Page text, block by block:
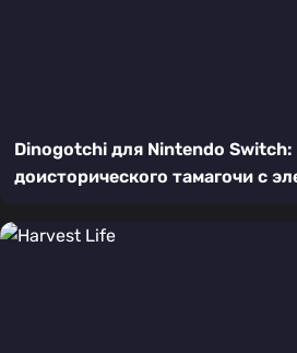
Dinogotchi для Nintendo
доисторического тамагочи с